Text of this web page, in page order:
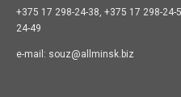
+375 17 298-24-38, +375 17 298-
24-49
e-mail: souz@allminsk.biz